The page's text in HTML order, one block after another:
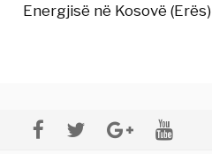
Energjisë në Kosovë (Erës)